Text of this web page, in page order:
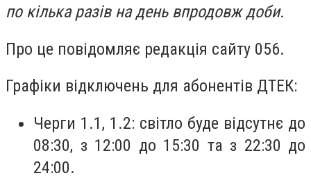
по кілька разів на день впродовж доби.
Про це повідомляє редакція сайту 056.
Графіки відключень для абонентів ДТЕК:
Черги 1.1, 1.2: світло буде відсутнє до
08:30, з 12:00 до 15:30 та з 22:30 до
24:00.